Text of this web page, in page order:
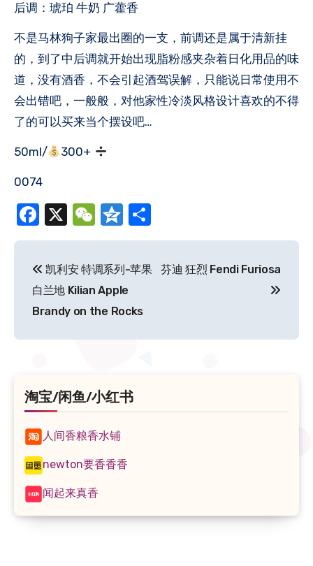
后调：琥珀 牛奶 广藿香
不是马林狗子家最出圈的一支，前调还是属于清新挂
的，到了中后调就开始出现脂粉感夹杂着日化用品的味
道，没有酒香，不会引起酒驾误解，只能说日常使用不
会出错吧，一般般，对他家性冷淡风格设计喜欢的不得
了的可以买来当个摆设吧…
50ml/ 300+
0074
Facebook
X WeChat
Qzone
享
章
导
航
凯利安 特调系列-苹果
白兰地 Kilian Apple
Brandy on the Rocks
芬迪 狂烈 Fendi Furiosa
淘宝/闲鱼/小红书
人间香粮香水铺
newton要香香香
闻起来真香